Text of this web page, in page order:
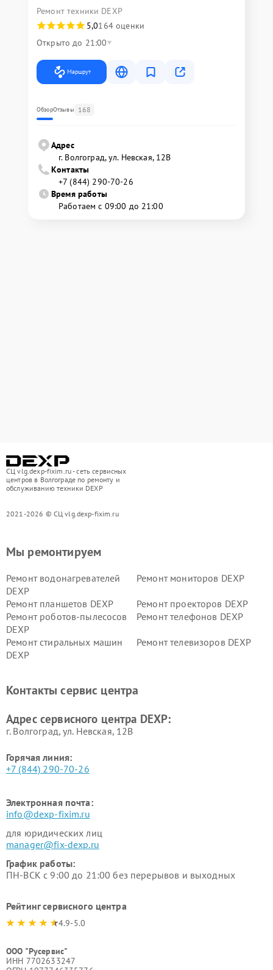
Ремонт техники DEXP
5,0164 оценки
Открыто до 21:00
Маршрут
ОбзорОтзывы 168
Адрес
г. Волгоград, ул. Невская, 12В
Контакты
+7 (844) 290-70-26
Время работы
Работаем с 09:00 до 21:00
СЦ vlg.dexp-fixim.ru - сеть сервисных
центров в Волгограде по ремонту и
обслуживанию техники DEXP
2021-2026 © СЦ vlg.dexp-fixim.ru
Мы ремонтируем
Ремонт водонагревателей
DEXP
Ремонт мониторов DEXP
Ремонт планшетов DEXP
Ремонт проекторов DEXP
Ремонт роботов-пылесосов
DEXP
Ремонт телефонов DEXP
Ремонт стиральных машин
DEXP
Ремонт телевизоров DEXP
Ремонт серверов DEXP
Ремонт мини пк DEXP
Контакты сервис центра
Адрес сервисного центра DEXP:
г. Волгоград, ул. Невская, 12В
Горячая линия:
+7 (844) 290-70-26
Электронная почта:
info@dexp-fixim.ru
для юридических лиц
manager@fix-dexp.ru
График работы:
ПН-ВСК с 9:00 до 21:00 без перерывов и выходных
Рейтинг сервисного центра
4.9-5.0
ООО "Русервис"
ИНН 7702633247